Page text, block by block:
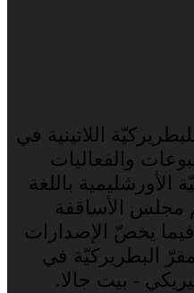
اللاتينية في
والفعاليات
الأورشليمية باللغة
مجلس الأساقفة
فيما يخصّ الإصدارات
البطريركيّة في
- بيت جالا.